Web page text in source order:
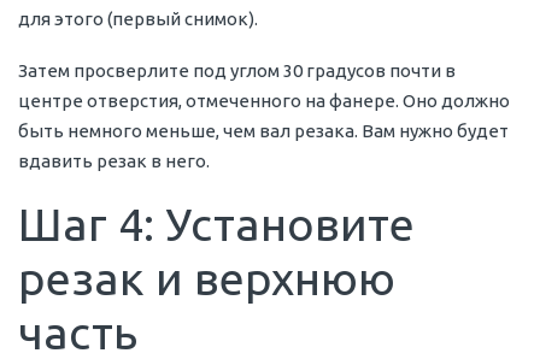
для этого (первый снимок).
Затем просверлите под углом 30 градусов почти в
центре отверстия, отмеченного на фанере. Оно должно
быть немного меньше, чем вал резака. Вам нужно будет
вдавить резак в него.
Шаг 4: Установите
резак и верхнюю
часть